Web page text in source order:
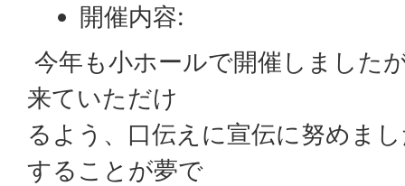
開催内容:
今年も小ホールで開催しました
来ていただけ
るよう、口伝えに宣伝に努めま
することが夢で